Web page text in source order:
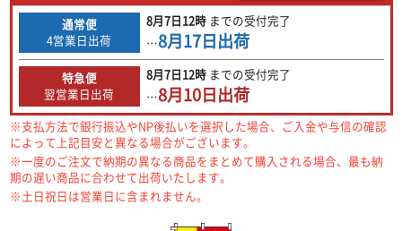
通常便
4営業日出荷
8月7日12時 までの受付完了
…8月17日出荷
特急便
翌営業日出荷
8月7日12時 までの受付完了
…8月10日出荷
※支払方法で銀行振込やNP後払いを選択した場合、ご入金や与信の確認
によって上記目安と異なる場合がございます。
※一度のご注文で納期の異なる商品をまとめて購入される場合、最も納
期の遅い商品に合わせて出荷いたします。
※土日祝日は営業日に含まれません。